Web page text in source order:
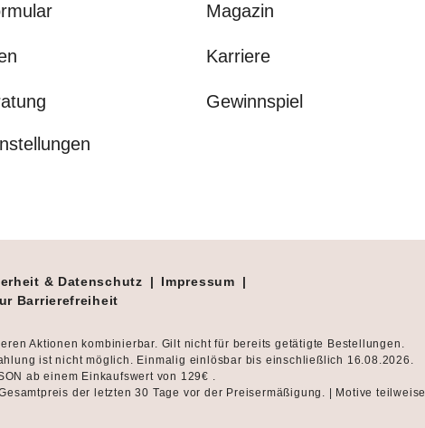
Magazin
Karriere
Gewinnspiel
& Datenschutz | Impressum
|
Barrierefreiheit
Aktionen kombinierbar. Gilt nicht für bereits getätigte Bestellungen.
ist nicht möglich. Einmalig einlösbar bis einschließlich 16.08.2026.
ab einem Einkaufswert von 129€ .
der letzten 30 Tage vor der Preisermäßigung. | Motive teilweise